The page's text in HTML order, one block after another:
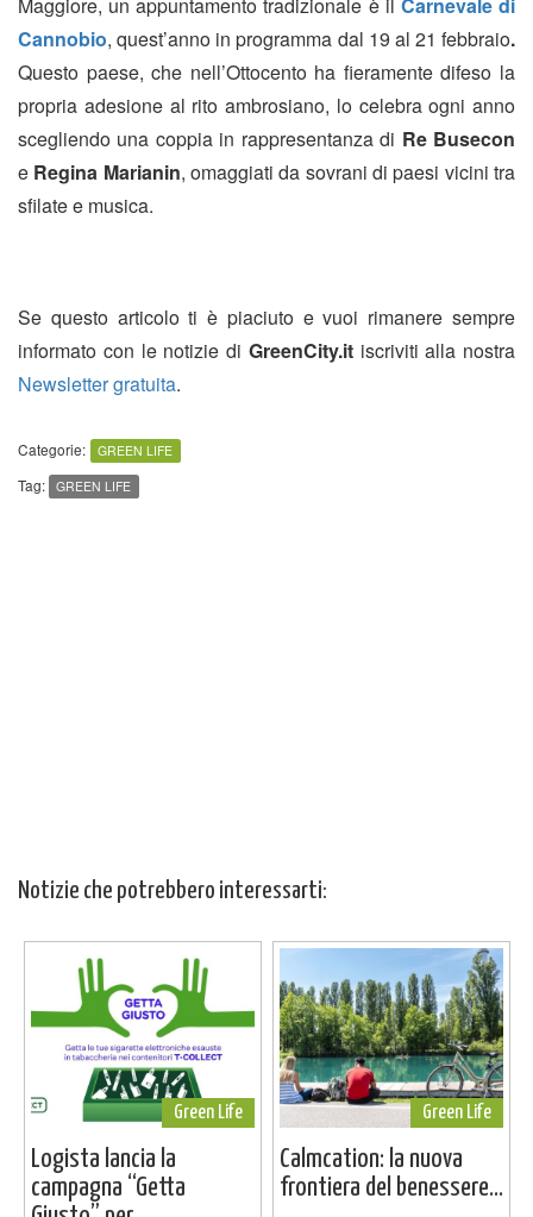
Maggiore, un appuntamento tradizionale è il Carnevale di
Cannobio, quest’anno in programma dal 19 al 21 febbraio.
Questo paese, che nell’Ottocento ha fieramente difeso la
propria adesione al rito ambrosiano, lo celebra ogni anno
scegliendo una coppia in rappresentanza di Re Busecon
e Regina Marianin, omaggiati da sovrani di paesi vicini tra
sfilate e musica.
Se questo articolo ti è piaciuto e vuoi rimanere sempre
informato con le notizie di GreenCity.itiscriviti alla nostra
Newsletter gratuita.
Categorie: GREEN LIFE
Tag: GREEN LIFE
Notizie che potrebbero interessarti:
Green Life
Logista lancia la
campagna “Getta
Green Life
Calmcation: la nuova
frontiera del benessere...